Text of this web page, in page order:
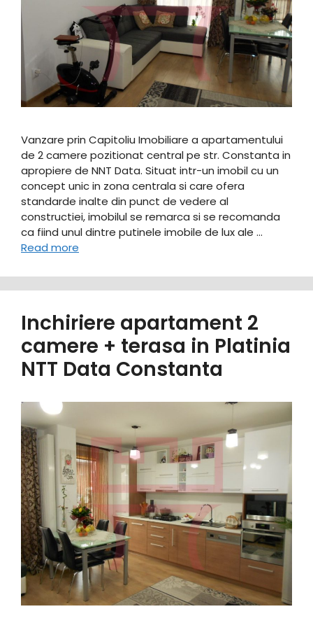
Vanzare prin Capitoliu Imobiliare a apartamentului
de 2 camere pozitionat central pe str. Constanta in
apropiere de NNT Data. Situat intr-un imobil cu un
concept unic in zona centrala si care ofera
standarde inalte din punct de vedere al
constructiei, imobilul se remarca si se recomanda
ca fiind unul dintre putinele imobile de lux ale …
Read more
Inchiriere apartament 2
camere + terasa in Platinia
NTT Data Constanta